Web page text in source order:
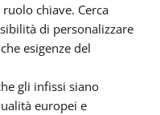
chiave. Cerca
di personalizzare
esigenze del
gli infissi siano
europei e